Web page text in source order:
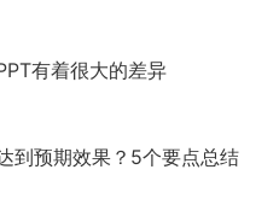
有着很大的差异
到预期效果？5个要点总结